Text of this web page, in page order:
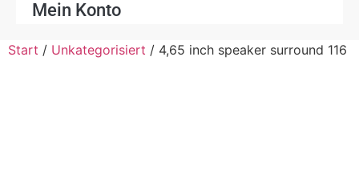
Mein Konto
Start / Unkategorisiert / 4,65 inch speaker surround 116